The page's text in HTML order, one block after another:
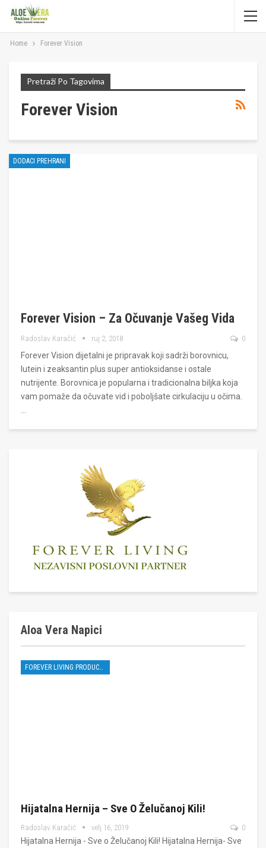
Home Forever Vision
Pretraži Po Tagovima
Forever Vision
DODACI PREHRANI
Forever Vision – Za Očuvanje Vašeg Vida
Radoslav Karačić ruj 2, 2018 0
Forever Vision dijetalni je pripravak koji sadrži borovnicu,
lutein i zeaksantin plus super antioksidanse i ostale
nutrijente. Borovnica je popularna i tradicionalna biljka koja
vam pomaže da očuvate vid i poboljšate cirkulaciju u očima.
Aloa Vera Napici
Hijatalna Hernija – Sve O Želučanoj Kili!
Radoslav Karačić velj 16, 2019 0
Hijatalna Hernija - Sve o Želučanoj Kili! Hijatalna Hernija- Sve